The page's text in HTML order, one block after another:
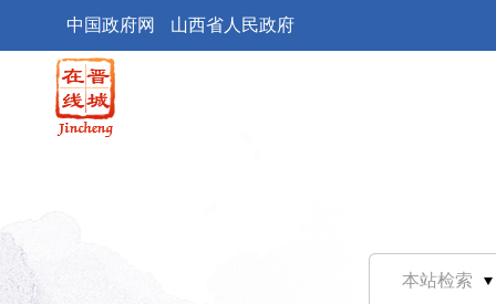
中国政府网 山西省人民政府
本站检索